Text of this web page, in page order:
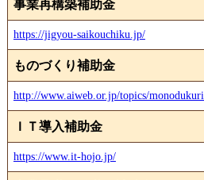
事業再構築補助金
https://jigyou-saikouchiku.jp/
ものづくり補助金
http://www.aiweb.or.jp/topics/
ＩＴ導入補助金
https://www.it-hojo.jp/